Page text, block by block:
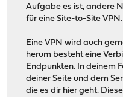
Aufgabe es ist, andere
für eine Site-to-Site VPN.
Eine VPN wird auch
herum besteht eine
Endpunkten. In deinem
deiner Seite und dem
die es dir hier geht.